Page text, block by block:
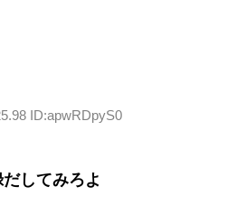
ID:apwRDpyS0
してみろよ